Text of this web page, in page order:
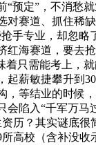
预定”，不消
赛道、抓住
手专业，却忽
海赛道，要去
只需能考上
薪敏捷攀升到
等结业的时
陷入“千军万
历？其实谜底
校（含补没